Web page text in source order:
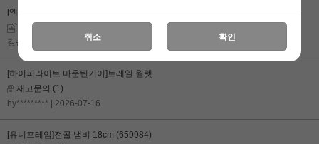
[엑스패드]메가매트
MW 는 언제 입고 될까요 ?
강송*
[하이퍼라이트 마운틴기어]트레일 월렛
재고문의 (1)
hy*********
| 2026-07-16
[유니프레임]전골 냄비 18cm (659984)
취소 확인